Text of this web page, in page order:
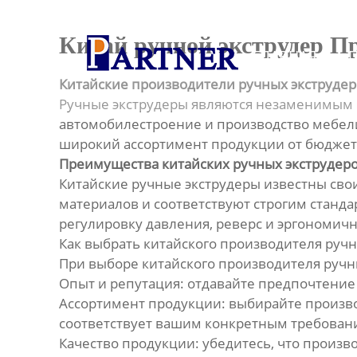
ГЛАВНАЯ
Линия по производству
спиральновитых труб из ПНД
Линия по производству
экструдированного
пенополистирола
Линия по производству
водопроводных труб из ПНД
Оборудование для
производства труб со
структурированной стенкой
Китай ручной экструдер
Китайские производители ручных
Ручные экструдеры являются незаменимым
автомобилестроение и производство
широкий ассортимент продукции от
Преимущества китайских ручных
Китайские ручные экструдеры известны
материалов и соответствуют строгим
регулировку давления, реверс и
Как выбрать китайского производителя
При выборе китайского производителя
Опыт и репутация: отдавайте
Ассортимент продукции: выбирайте
соответствует вашим конкретным
Качество продукции: убедитесь, что